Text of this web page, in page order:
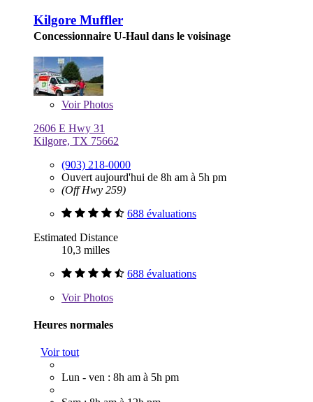
Kilgore Muffler
Concessionnaire U-Haul dans le voisinage
VoirPhotos
2606 E Hwy 31
Kilgore, TX 75662
(903) 218-0000
Ouvert aujourd'hui de 8h am à 5h pm
(Off Hwy 259)
688 évaluations
Estimated Distance
10,3 milles
688 évaluations
VoirPhotos
Heures normales
Voir tout
Lun - ven : 8h am à 5h pm